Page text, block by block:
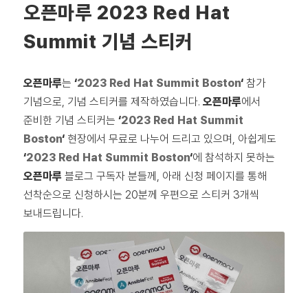
오픈마루 2023 Red Hat
Summit 기념 스티커
오픈마루는 ‘2023 Red Hat Summit Boston‘ 참가
기념으로, 기념 스티커를 제작하였습니다. 오픈마루에서
준비한 기념 스티커는 ‘2023 Red Hat Summit
Boston‘ 현장에서 무료로 나누어 드리고 있으며, 아쉽게도
‘2023 Red Hat Summit Boston‘에 참석하지 못하는
오픈마루 블로그 구독자 분들께, 아래 신청 페이지를 통해
선착순으로 신청하시는 20분께 우편으로 스티커 3개씩
보내드립니다.